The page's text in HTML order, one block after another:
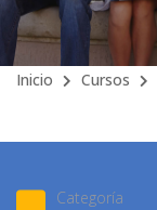
Inicio Cursos
Categoría